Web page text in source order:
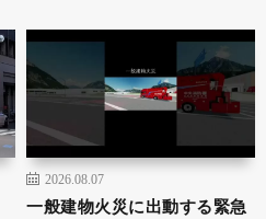
2026.08.07
一般建物火災に出動する緊急